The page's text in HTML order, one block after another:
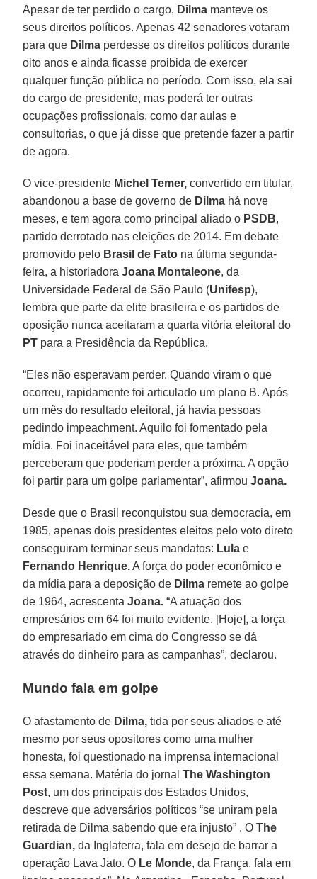
Apesar de ter perdido o cargo, Dilma manteve os
seus direitos políticos. Apenas 42 senadores votaram
para que Dilma perdesse os direitos políticos durante
oito anos e ainda ficasse proibida de exercer
qualquer função pública no período. Com isso, ela sai
do cargo de presidente, mas poderá ter outras
ocupações profissionais, como dar aulas e
consultorias, o que já disse que pretende fazer a partir
de agora.
O vice-presidente Michel Temer, convertido em titular,
abandonou a base de governo de Dilma há nove
meses, e tem agora como principal aliado o PSDB,
partido derrotado nas eleições de 2014. Em debate
promovido pelo Brasil de Fato na última segunda-
feira, a historiadoraJoana Montaleone, da
Universidade Federal de São Paulo (Unifesp),
lembra que parte da elite brasileira e os partidos de
oposição nunca aceitaram a quarta vitória eleitoral do
PT para a Presidência da República.
“Eles não esperavam perder. Quando viram o que
ocorreu, rapidamente foi articulado um plano B. Após
um mês do resultado eleitoral, já havia pessoas
pedindo impeachment. Aquilo foi fomentado pela
mídia. Foi inaceitável para eles, que também
perceberam que poderiam perder a próxima. A opção
foi partir para um golpe parlamentar”, afirmouJoana.
Desde que o Brasil reconquistou sua democracia, em
1985, apenas dois presidentes eleitos pelo voto direto
conseguiram terminar seus mandatos: Lula e
Fernando Henrique.A força do poder econômico e
da mídia para a deposição de Dilma remete ao golpe
de 1964, acrescentaJoana. “A atuação dos
empresários em 64 foi muito evidente. [Hoje], a força
do empresariado em cima do Congresso se dá
através do dinheiro para as campanhas”, declarou.
Mundo fala em golpe
O afastamento de Dilma, tida por seus aliados e até
mesmo por seus opositores como uma mulher
honesta, foi questionado na imprensa internacional
essa semana. Matéria do jornalThe Washington
Post, um dos principais dos Estados Unidos,
descreve que adversários políticos “se uniram pela
retirada de Dilma sabendo que era injusto” . OThe
Guardian, da Inglaterra, fala em desejo de barrar a
operação Lava Jato. O Le Monde, da França, fala em